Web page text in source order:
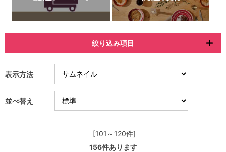
絞り込み項目
表示方法
並べ替え
[101～120件]
156件あります